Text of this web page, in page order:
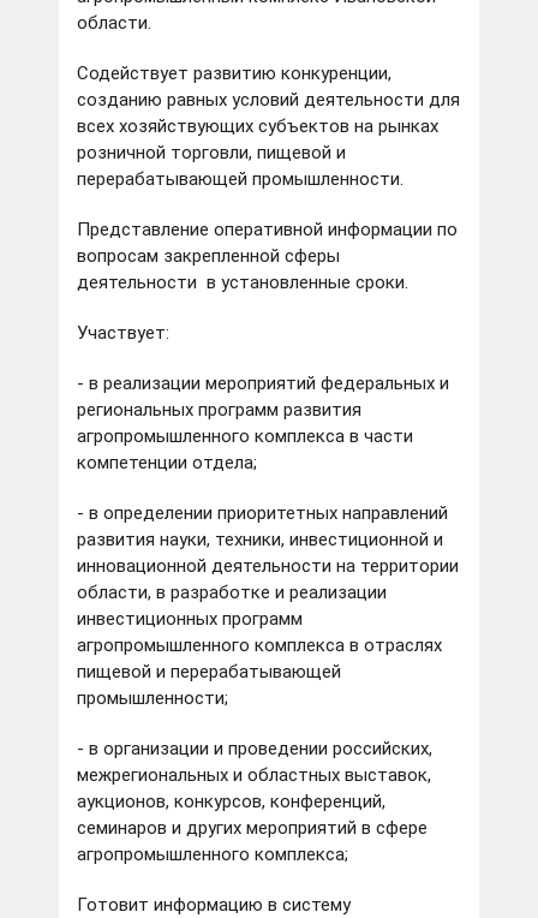
области.
Содействует развитию конкуренции,
созданию равных условий деятельности для
всех хозяйствующих субъектов на рынках
розничной торговли, пищевой и
перерабатывающей промышленности.
Представление оперативной информации по
вопросам закрепленной сферы
деятельности в установленные сроки.
Участвует:
- в реализации мероприятий федеральных и
региональных программ развития
агропромышленного комплекса в части
компетенции отдела;
- в определении приоритетных направлений
развития науки, техники, инвестиционной и
инновационной деятельности на территории
области, в разработке и реализации
инвестиционных программ
агропромышленного комплекса в отраслях
пищевой и перерабатывающей
промышленности;
- в организации и проведении российских,
межрегиональных и областных выставок,
аукционов, конкурсов, конференций,
семинаров и других мероприятий в сфере
агропромышленного комплекса;
Готовит информацию в систему